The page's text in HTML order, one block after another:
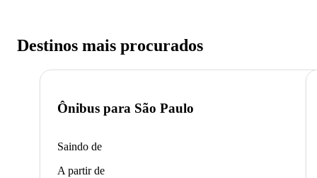
Destinos mais procurados
Ônibus para São Paulo
Saindo de
A partir de